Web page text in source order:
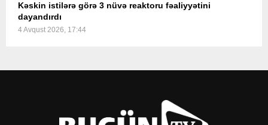
Kəskin istilərə görə 3 nüvə reaktoru fəaliyyətini
dayandırdı
4 Avqust 2026, 17:44